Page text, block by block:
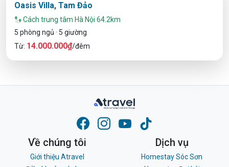
Oasis Villa, Tam Đảo
Cách trung tâm Hà Nội 64.2km
5 phòng ngủ · 5 giường
Từ: 14.000.000₫/đêm
Về chúng tôi
Giới thiệu Atravel
Dịch vụ
Homestay Sóc Sơn